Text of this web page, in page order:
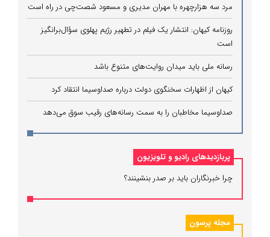
مرد سه هزارچهره با مهران مدیری و مسعود شصت‌چی در راه است
روزنامه کیهان: انتشار یک فیلم در تطهیر رژیم پهلوی سؤال‌برانگیز
است
رسانه ملی باید میدان روایت‌های متنوع باشد
کیهان از اظهارات سخنگوی دولت درباره صداوسیما انتقاد کرد
صداوسیما مخاطبان را به سمت رسانه‌های رقیب سوق می‌دهد
پربازدیدهای رادیو و تلویزیون
چرا خبرنگاران باید بر صدر بنشینند؟
مجله پرسون